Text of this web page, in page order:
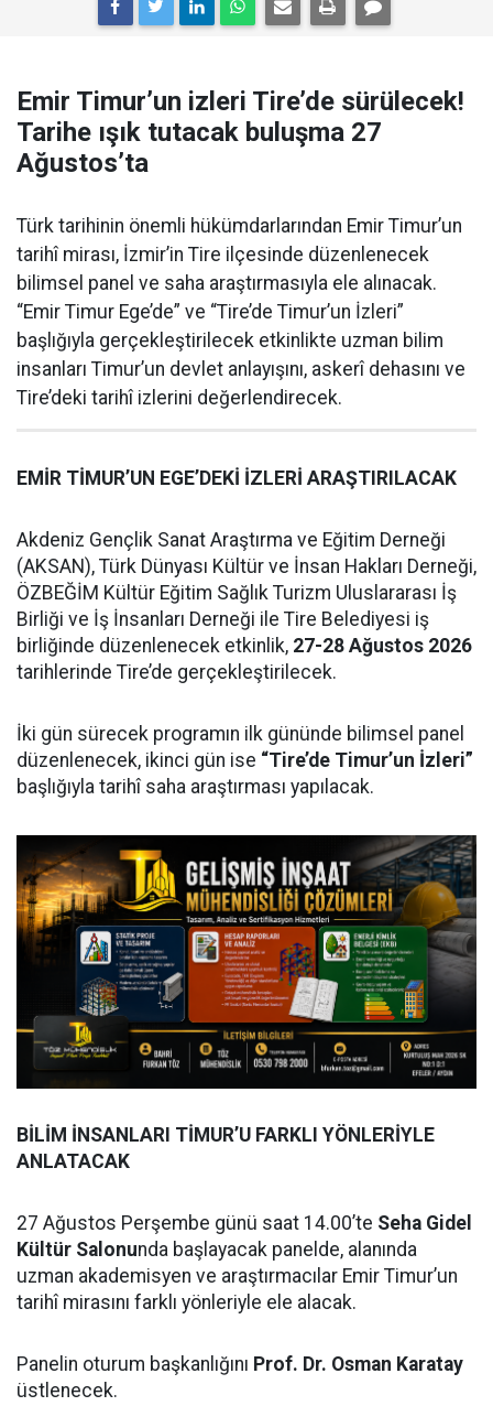
Emir Timur’un izleri Tire’de sürülecek!
Tarihe ışık tutacak buluşma 27
Ağustos’ta
Türk tarihinin önemli hükümdarlarından Emir Timur’un
tarihî mirası, İzmir’in Tire ilçesinde düzenlenecek
bilimsel panel ve saha araştırmasıyla ele alınacak.
“Emir Timur Ege’de” ve “Tire’de Timur’un İzleri”
başlığıyla gerçekleştirilecek etkinlikte uzman bilim
insanları Timur’un devlet anlayışını, askerî dehasını ve
Tire’deki tarihî izlerini değerlendirecek.
EMİR TİMUR’UN EGE’DEKİ İZLERİ ARAŞTIRILACAK
Akdeniz Gençlik Sanat Araştırma ve Eğitim Derneği
(AKSAN), Türk Dünyası Kültür ve İnsan Hakları Derneği,
ÖZBEĞİM Kültür Eğitim Sağlık Turizm Uluslararası İş
Birliği ve İş İnsanları Derneği ile Tire Belediyesi iş
birliğinde düzenlenecek etkinlik, 27-28 Ağustos 2026
tarihlerinde Tire’de gerçekleştirilecek.
İki gün sürecek programın ilk gününde bilimsel panel
düzenlenecek, ikinci gün ise “Tire’de Timur’un İzleri”
başlığıyla tarihî saha araştırması yapılacak.
BİLİM İNSANLARI TİMUR’U FARKLI YÖNLERİYLE
ANLATACAK
27 Ağustos Perşembe günü saat 14.00’te Seha Gidel
Kültür Salonunda başlayacak panelde, alanında
uzman akademisyen ve araştırmacılar Emir Timur’un
tarihî mirasını farklı yönleriyle ele alacak.
Panelin oturum başkanlığını Prof. Dr. Osman Karatay
üstlenecek.